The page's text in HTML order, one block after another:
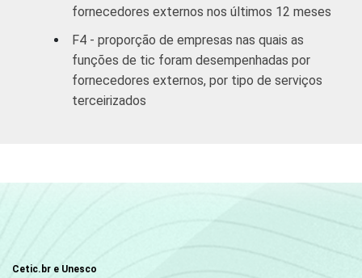
comunicações
Alojamento e
alimentação
90
científicas
fornecedores externos nos últimos 12 meses
F4 - proporção de empresas nas quais as
funções de tic foram desempenhadas por
fornecedores externos, por tipo de serviços
terceirizados
Cetic.br e Unesco